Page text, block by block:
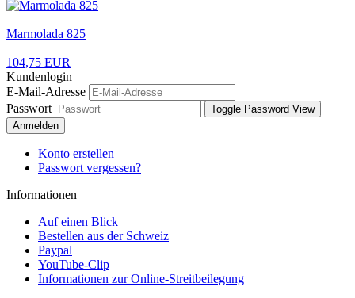
Marmolada 825
104,75 EUR
Kundenlogin
E-Mail-Adresse
Passwort
Toggle Password View
Anmelden
Konto erstellen
Passwort vergessen?
Informationen
Auf einen Blick
Bestellen aus der Schweiz
Paypal
YouTube-Clip
Informationen zur Online-Streitbeilegung